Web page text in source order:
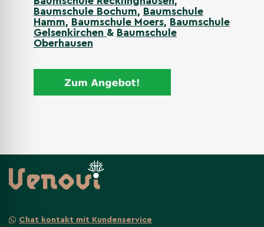
Baumschule Bochum, Baumschule
Hamm, Baumschule Moers, Baumschule
Gelsenkirchen & Baumschule
Oberhausen
Chat kontakt mit Kundenservice